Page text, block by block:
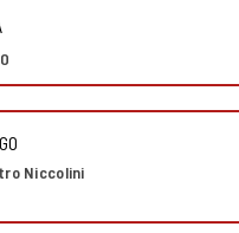
Niccolini